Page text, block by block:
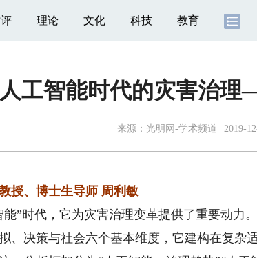
理论 文化 科技 教育
工智能时代的灾害治
来源： 光明网-学术频道 2019-
、博士生导师 周利敏
能”时代，它为灾害治理变革提供了重要动力
、决策与社会六个基本维度，它建构在复杂